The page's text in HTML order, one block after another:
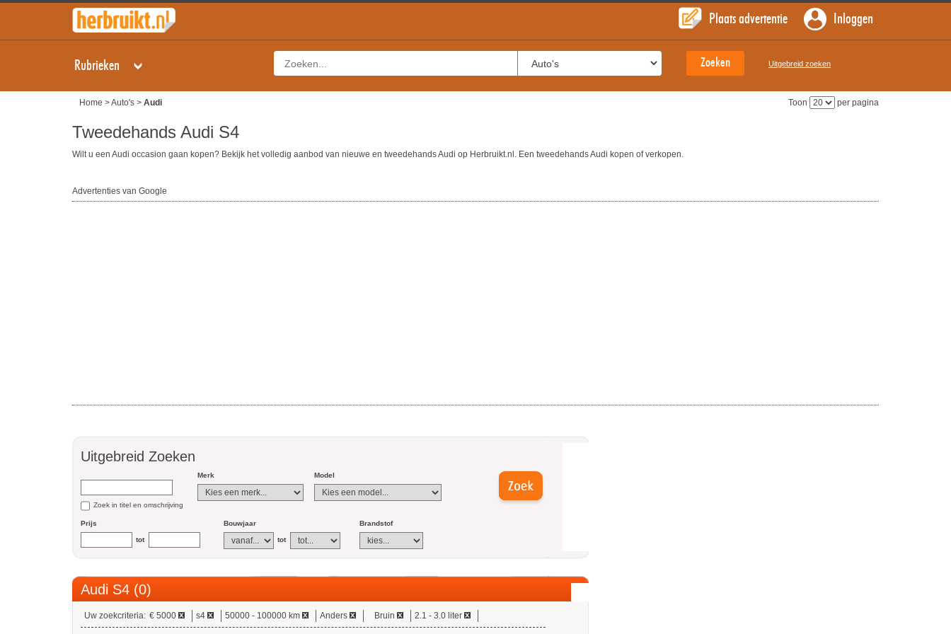
Plaats advertentie Inloggen
Rubrieken Uitgebreid zoeken
Home >Auto's > Audi Toon per pagina
Tweedehands Audi S4
Wilt u een Audi occasion gaan kopen? Bekijk het volledig aanbod van nieuwe en tweedehands Audi op Herbruikt.nl. Een tweedehands Audi kopen of verkopen.
Advertenties van Google
Uitgebreid Zoeken
Zoek in titel en omschrijving
Merk Model
Prijs
tot
Bouwjaar
tot
Brandstof
Audi S4 (0)
Uw zoekcriteria: € 5000 s4 50000 - 100000 km Anders Bruin 2.1 - 3.0 liter